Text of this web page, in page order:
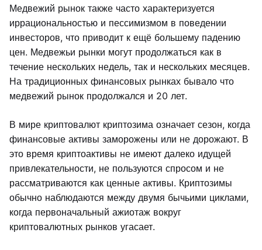
Медвежий рынок также часто характеризуется
иррациональностью и пессимизмом в поведении
инвесторов, что приводит к ещё большему падению
цен. Медвежьи рынки могут продолжаться как в
течение нескольких недель, так и нескольких месяцев.
На традиционных финансовых рынках бывало что
медвежий рынок продолжался и 20 лет.
В мире криптовалют криптозима означает сезон, когда
финансовые активы заморожены или не дорожают. В
это время криптоактивы не имеют далеко идущей
привлекательности, не пользуются спросом и не
рассматриваются как ценные активы. Криптозимы
обычно наблюдаются между двумя бычьими циклами,
когда первоначальный ажиотаж вокруг
криптовалютных рынков угасает.